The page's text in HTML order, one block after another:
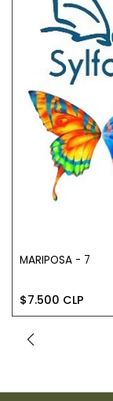
MARIPOSA - 7
$7.500 CLP